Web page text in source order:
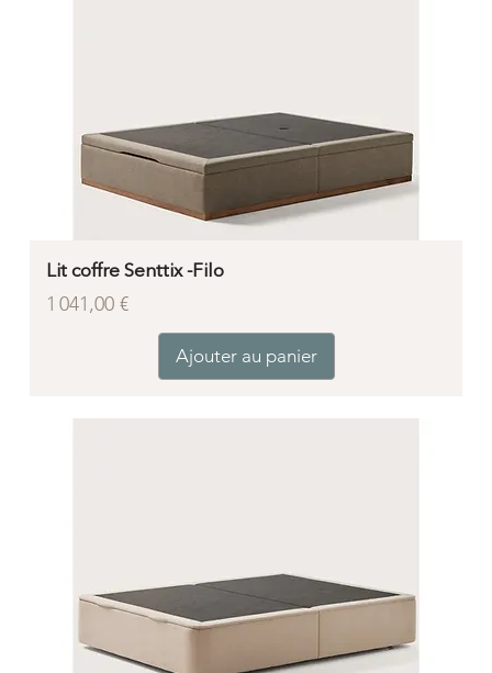
Lit coffre Senttix -Filo
Prix
1 041,00 €
Ajouter au panier